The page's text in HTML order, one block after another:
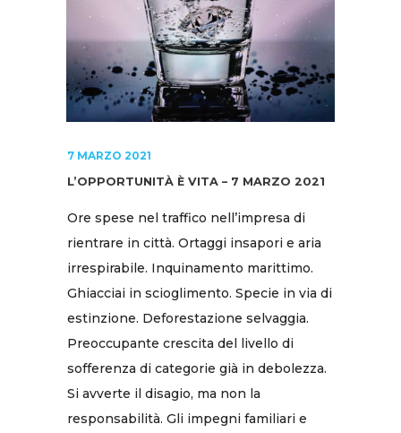
7 MARZO 2021
L’OPPORTUNITÀ È VITA – 7 MARZO 2021
Ore spese nel traffico nell’impresa di
rientrare in città. Ortaggi insapori e aria
irrespirabile. Inquinamento marittimo.
Ghiacciai in scioglimento. Specie in via di
estinzione. Deforestazione selvaggia.
Preoccupante crescita del livello di
sofferenza di categorie già in debolezza.
Si avverte il disagio, ma non la
responsabilità. Gli impegni familiari e